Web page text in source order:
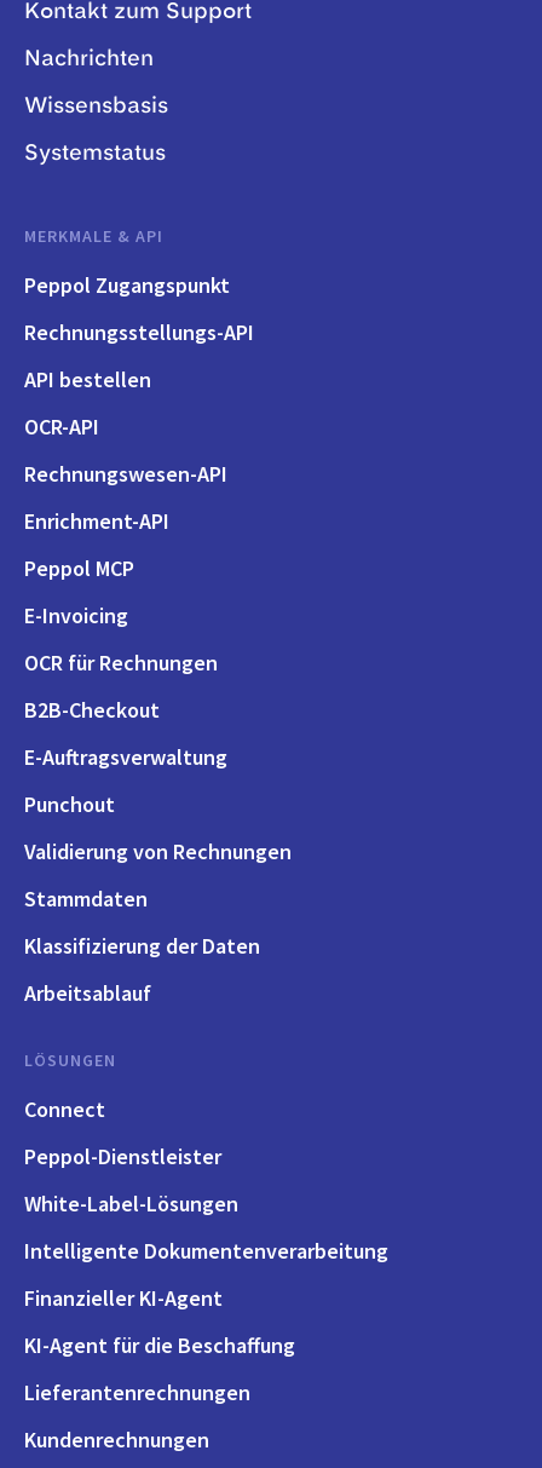
Kontakt zum Support
Nachrichten
Wissensbasis
Systemstatus
MERKMALE & API
Peppol Zugangspunkt
Rechnungsstellungs-API
API bestellen
OCR-API
Rechnungswesen-API
Enrichment-API
Peppol MCP
E-Invoicing
OCR für Rechnungen
B2B-Checkout
E-Auftragsverwaltung
Punchout
Validierung von Rechnungen
Stammdaten
Klassifizierung der Daten
Arbeitsablauf
LÖSUNGEN
Connect
Peppol-Dienstleister
White-Label-Lösungen
Intelligente Dokumentenverarbeitung
Finanzieller KI-Agent
KI-Agent für die Beschaffung
Lieferantenrechnungen
Kundenrechnungen